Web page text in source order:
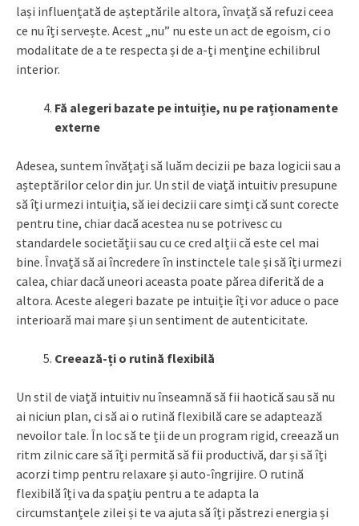
lași influențată de așteptările altora, învață să refuzi ceea
ce nu îți servește. Acest „nu” nu este un act de egoism, ci o
modalitate de a te respecta și de a-ți menține echilibrul
interior.
Fă alegeri bazate pe intuiție, nu pe raționamente
externe
Adesea, suntem învățați să luăm decizii pe baza logicii sau a
așteptărilor celor din jur. Un stil de viață intuitiv presupune
să îți urmezi intuiția, să iei decizii care simți că sunt corecte
pentru tine, chiar dacă acestea nu se potrivesc cu
standardele societății sau cu ce cred alții că este cel mai
bine. Învață să ai încredere în instinctele tale și să îți urmezi
calea, chiar dacă uneori aceasta poate părea diferită de a
altora. Aceste alegeri bazate pe intuiție îți vor aduce o pace
interioară mai mare și un sentiment de autenticitate.
Creează-ți o rutină flexibilă
Un stil de viață intuitiv nu înseamnă să fii haotică sau să nu
ai niciun plan, ci să ai o rutină flexibilă care se adaptează
nevoilor tale. În loc să te ții de un program rigid, creează un
ritm zilnic care să îți permită să fii productivă, dar și să îți
acorzi timp pentru relaxare și auto-îngrijire. O rutină
flexibilă îți va da spațiu pentru a te adapta la
circumstanțele zilei și te va ajuta să îți păstrezi energia și